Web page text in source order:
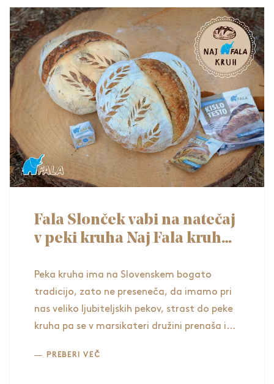
posebej za ta dogodek spesnil pesem o
kvasu Fala.
Fala Slonček vabi na natečaj
v peki kruha Naj Fala kruh
Peka kruha ima na Slovenskem bogato
tradicijo, zato ne preseneča, da imamo pri
nas veliko ljubiteljskih pekov, strast do peke
kruha pa se v marsikateri družini prenaša iz
PREBERI VEČ